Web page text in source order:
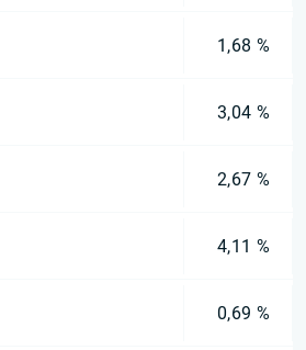
1,68 %
3,04 %
2,67 %
4,11 %
0,69 %